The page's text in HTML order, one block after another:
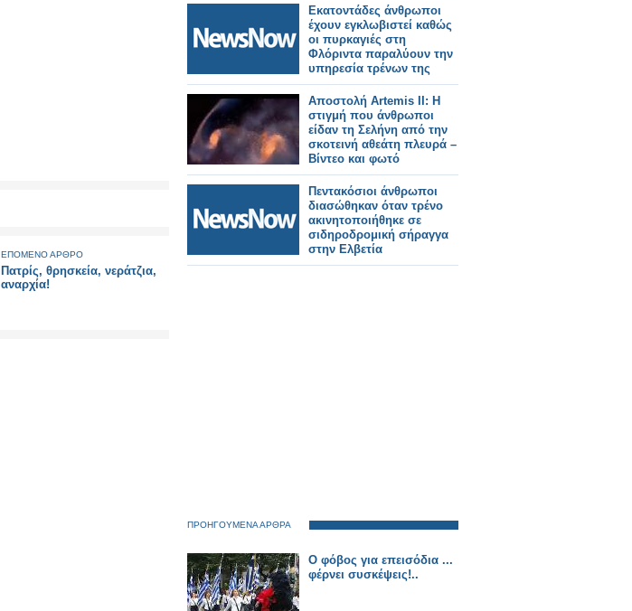
ΕΠΟΜΕΝΟ ΑΡΘΡΟ
Πατρίς, θρησκεία, νεράτζια,
αναρχία!
Εκατοντάδες άνθρωποι
έχουν εγκλωβιστεί καθώς
οι πυρκαγιές στη
Φλόριντα παραλύουν την
υπηρεσία τρένων της
Amtrak.
Αποστολή Artemis II: Η
στιγμή που άνθρωποι
είδαν τη Σελήνη από την
σκοτεινή αθεάτη πλευρά –
Βίντεο και φωτό
Πεντακόσιοι άνθρωποι
διασώθηκαν όταν τρένο
ακινητοποιήθηκε σε
σιδηροδρομική σήραγγα
στην Ελβετία
ΠΡΟΗΓΟΥΜΕΝΑ ΑΡΘΡΑ
Ο φόβος για επεισόδια ...
φέρνει συσκέψεις!..